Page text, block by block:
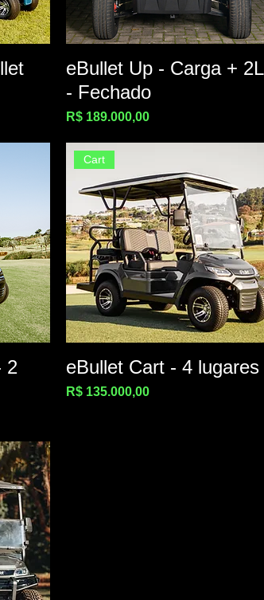
eBullet Up - Carga + 2L
- Fechado
Preço
R$ 189.000,00
2
Cart
eBullet Cart - 4 lugares
Preço
R$ 135.000,00